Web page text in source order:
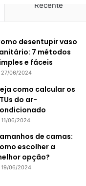
Recente
desentupir vaso
7 métodos
e fáceis
27/06/2024
como calcular os
do ar-
11/06/2024
de camas:
escolher a
opção?
19/06/2024